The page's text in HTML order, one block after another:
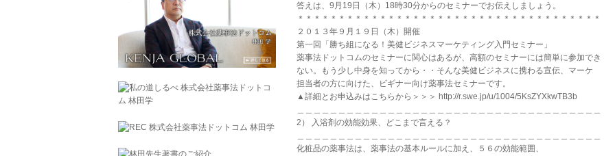
答えは、9月19日（木）18時30分からのセミナーでお伝えしましょう。
＊＊＊＊＊＊＊＊＊＊＊＊＊＊＊＊＊＊＊＊＊＊＊＊＊＊＊＊＊＊＊＊＊＊＊＊＊
２０１３年９月１９日（木）開催
第一回「勝ち組になる！美健ビジネスマーケティング入門セミナー」
薬事法ドットコムのセミナーに関心はあるが、高額のセミナーには簡単に参加でき
ない。もう少し中身を知ってから・・そんな美健ビジネスに携わる宣伝、マーケ
担当者の方に向けた、ビギナー向け薬事法セミナーです。
▲詳細とお申込みはこちらから＞＞＞ http://r.swe.jp/u/1004/5KsZYXkwTB3b
2） 入浴剤の効能効果、どこまで言える？
化粧品の薬事法は、薬事法の基本ルールに加え、５６の効能範囲、